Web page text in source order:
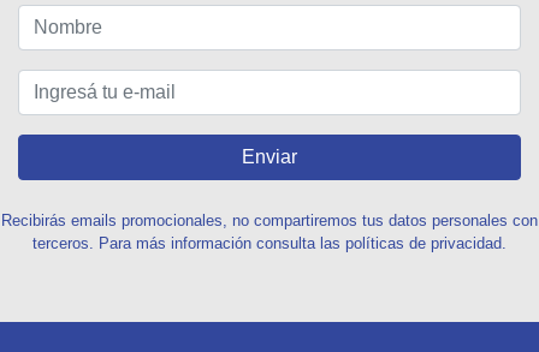
Enviar
Recibirás emails promocionales, no compartiremos tus datos personales con
terceros. Para más información consulta las políticas de privacidad.